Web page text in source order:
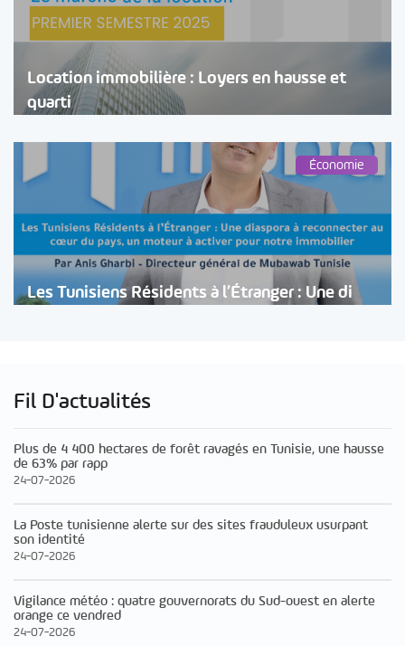
Location immobilière : Loyers en hausse et
quarti
Économie
Les Tunisiens Résidents à l’Étranger : Une di
Fil D'actualités
Plus de 4 400 hectares de forêt ravagés en Tunisie, une hausse
de 63% par rapp
24-07-2026
La Poste tunisienne alerte sur des sites frauduleux usurpant
son identité
24-07-2026
Vigilance météo : quatre gouvernorats du Sud-ouest en alerte
orange ce vendred
24-07-2026